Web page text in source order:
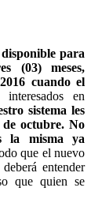
para
(03) meses,
cuando el
en
sistema les
octubre. No
la misma ya
que el nuevo
entender
que quien se